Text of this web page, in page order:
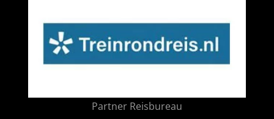
Partner Reisbureau